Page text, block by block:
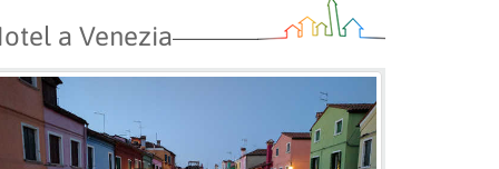
a Venezia